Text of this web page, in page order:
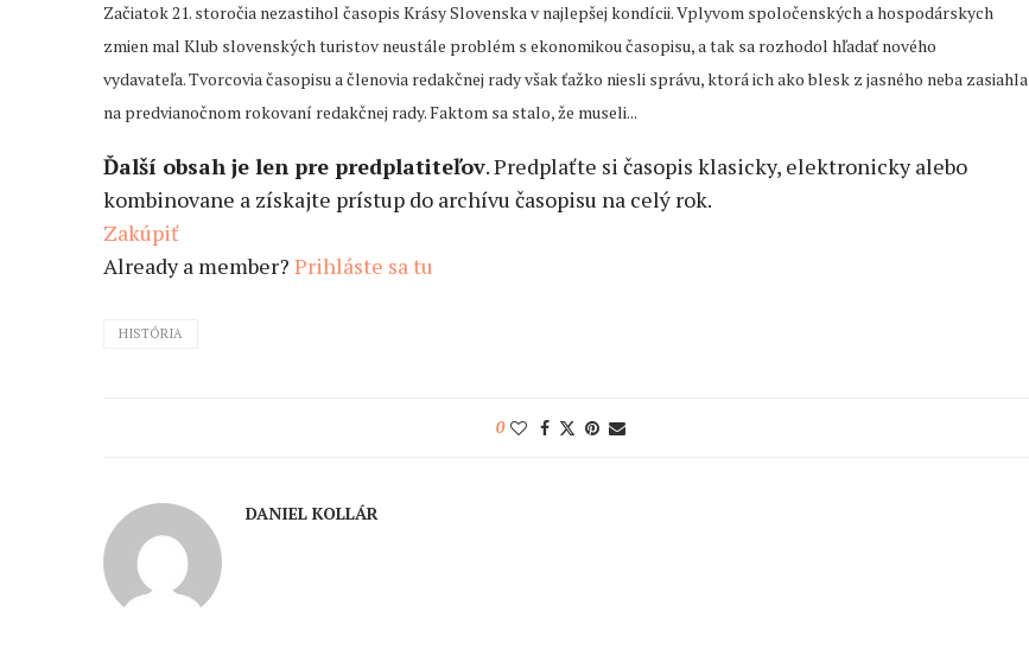
Začiatok 21. storočia nezastihol časopis Krásy Slovenska v najlepšej kondícii. Vplyvom spoločenských a hospodárskych
zmien mal Klub slovenských turistov neustále problém s ekonomikou časopisu, a tak sa rozhodol hľadať nového
vydavateľa. Tvorcovia časopisu a členovia redakčnej rady však ťažko niesli správu, ktorá ich ako blesk z jasného neba zasiahla
na predvianočnom rokovaní redakčnej rady. Faktom sa stalo, že museli...
Ďalší obsah je len pre predplatiteľov. Predplaťte si časopis klasicky, elektronicky alebo
kombinovane a získajte prístup do archívu časopisu na celý rok.
Zakúpiť
Already a member? Prihláste sa tu
HISTÓRIA
0
DANIEL KOLLÁR